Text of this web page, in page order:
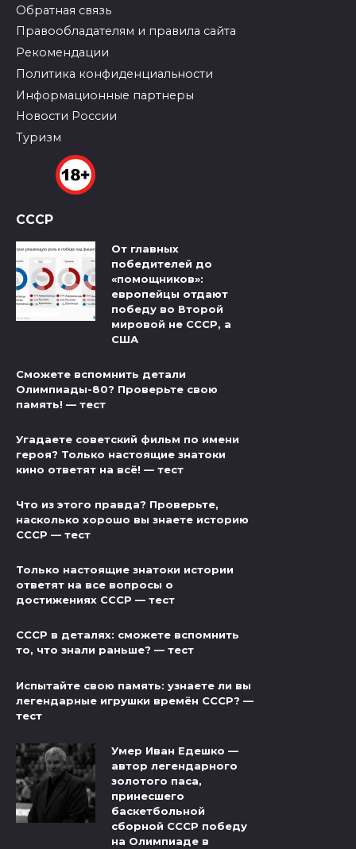
Обратная связь
Правообладателям и правила сайта
Рекомендации
Политика конфиденциальности
Информационные партнеры
Новости России
Туризм
СССР
От главных
победителей до
«помощников»:
европейцы отдают
победу во Второй
мировой не СССР, а
США
Сможете вспомнить детали
Олимпиады-80? Проверьте свою
память! — тест
Угадаете советский фильм по имени
героя? Только настоящие знатоки
кино ответят на всё! — тест
Что из этого правда? Проверьте,
насколько хорошо вы знаете историю
СССР — тест
Только настоящие знатоки истории
ответят на все вопросы о
достижениях СССР — тест
СССР в деталях: сможете вспомнить
то, что знали раньше? — тест
Испытайте свою память: узнаете ли вы
легендарные игрушки времён СССР? —
тест
Умер Иван Едешко —
автор легендарного
золотого паса,
принесшего
баскетбольной
сборной СССР победу
на Олимпиаде в